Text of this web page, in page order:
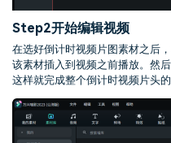
Step2开始编辑视频
在选好倒计时视频片图素材之后
该素材插入到视频之前播放。然
这样就完成整个倒计时视频片头的